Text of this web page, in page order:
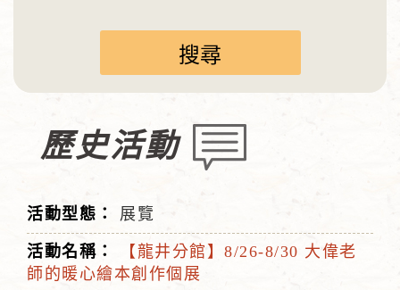
歷史活動
展覽
【龍井分館】8/26-8/30 大偉老
師的暖心繪本創作個展